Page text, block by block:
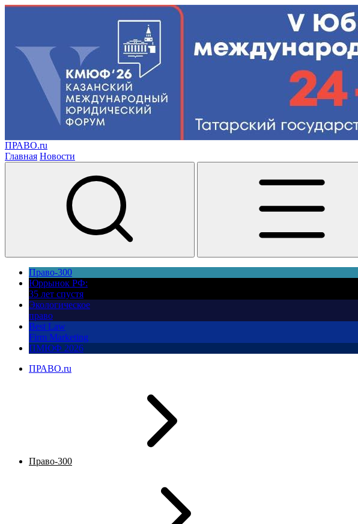
ПРАВО.ru
Главная Новости
Право-300
Юррынок РФ:
35 лет спустя
Экологическое
право
Best Law
Firm Marketing
ПМЮФ 2026
ПРАВО.ru
Право-300